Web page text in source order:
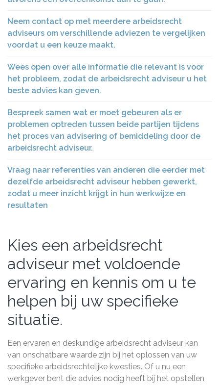
Neem contact op met meerdere arbeidsrecht
adviseurs om verschillende adviezen te vergelijken
voordat u een keuze maakt.
Wees open over alle informatie die relevant is voor
het probleem, zodat de arbeidsrecht adviseur u het
beste advies kan geven.
Bespreek samen wat er moet gebeuren als er
problemen optreden tussen beide partijen tijdens
het proces van advisering of bemiddeling door de
arbeidsrecht adviseur.
Vraag naar referenties van anderen die eerder met
dezelfde arbeidsrecht adviseur hebben gewerkt,
zodat u meer inzicht krijgt in hun werkwijze en
resultaten
Kies een arbeidsrecht
adviseur met voldoende
ervaring en kennis om u te
helpen bij uw specifieke
situatie.
Een ervaren en deskundige arbeidsrecht adviseur kan
van onschatbare waarde zijn bij het oplossen van uw
specifieke arbeidsrechtelijke kwesties. Of u nu een
werkgever bent die advies nodig heeft bij het opstellen